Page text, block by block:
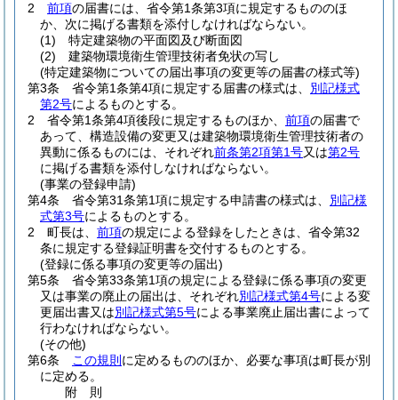
2
前項の届書には、省令第1条第3項に規定するもののほ
か、次に掲げる書類を添付しなければならない。
(1)
特定建築物の平面図及び断面図
(2)
建築物環境衛生管理技術者免状の写し
(特定建築物についての届出事項の変更等の届書の様式等)
第3条
省令第1条第4項に規定する届書の様式は、 別記様式
第2号によるものとする。
2
省令第1条第4項後段に規定するものほか、 前項の届書で
あって、構造設備の変更又は建築物環境衛生管理技術者の
異動に係るものには、それぞれ前条第2項第1号又は第2号
に掲げる書類を添付しなければならない。
(事業の登録申請)
第4条
省令第31条第1項に規定する申請書の様式は、 別記様
式第3号によるものとする。
2
町長は、 前項の規定による登録をしたときは、省令第32
条に規定する登録証明書を交付するものとする。
(登録に係る事項の変更等の届出)
第5条
省令第33条第1項の規定による登録に係る事項の変更
又は事業の廃止の届出は、それぞれ別記様式第4号による変
更届出書又は別記様式第5号による事業廃止届出書によって
行わなければならない。
(その他)
第6条
この規則 に定めるもののほか、必要な事項は町長が別
に定める。
附 則